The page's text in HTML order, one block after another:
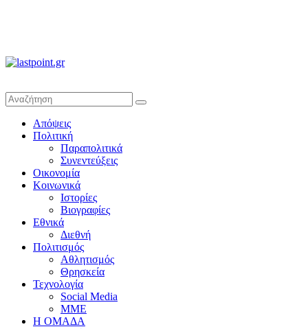
άποψη
μέχρι
Απόψεις
Πολιτική
Παραπολιτικά
Συνεντεύξεις
Οικονομία
Κοινωνικά
Ιστορίες
Βιογραφίες
Εθνικά
Διεθνή
Πολιτισμός
Αθλητισμός
Θρησκεία
Τεχνολογία
Social Media
ΜΜΕ
Η ΟΜΑΔΑ